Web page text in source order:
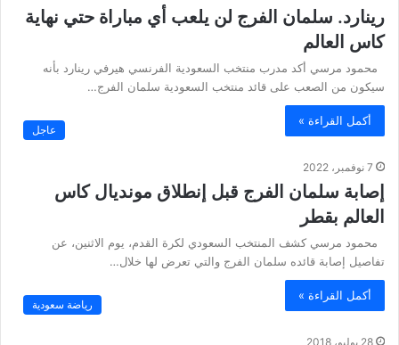
رينارد. سلمان الفرج لن يلعب أي مباراة حتي نهاية
كاس العالم
محمود مرسي أكد مدرب منتخب السعودية الفرنسي هيرفي رينارد بأنه
سيكون من الصعب على قائد منتخب السعودية سلمان الفرج…
أكمل القراءة »
عاجل
7 نوفمبر، 2022
إصابة سلمان الفرج قبل إنطلاق مونديال كاس
العالم بقطر
محمود مرسي كشف المنتخب السعودي لكرة القدم، يوم الاثنين، عن
تفاصيل إصابة قائده سلمان الفرج والتي تعرض لها خلال…
أكمل القراءة »
رياضة سعودية
28 يوليو، 2018